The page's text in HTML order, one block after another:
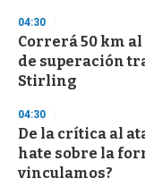
d
s
04:30
Correrá 50 km
de superación
Stirling
04:30
De la crítica al
hate sobre la
vinculamos?